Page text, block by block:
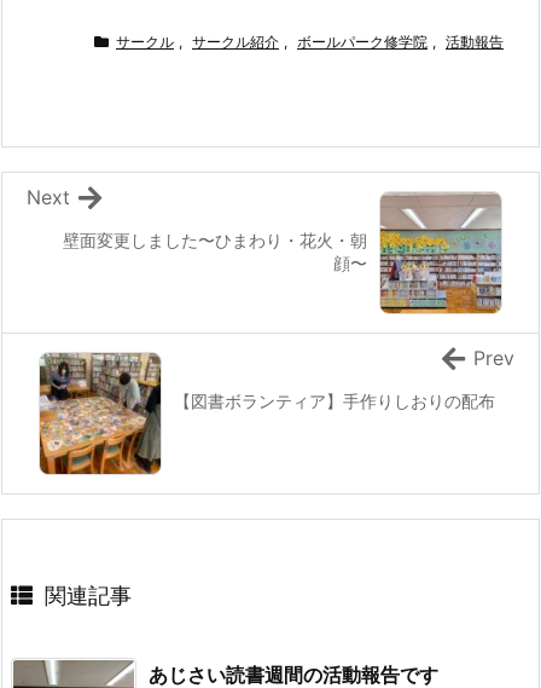
サークル , サークル紹介 , ボールパーク修学院 , 活動報告
壁面変更しました〜ひまわり・花火・朝
顔〜
Next
【図書ボランティア】手作りしおりの配布
Prev
関連記事
あじさい読書週間の活動報告です